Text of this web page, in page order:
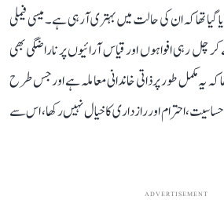
گیا تھا کہ ان کی حالت میں بہتری آ رہی ہے۔ میسی فیملی
رہی افواہوں اور قیاس آرائیوں پر ناراضگی بھی
کہ یہ مکمل طور پر ذاتی خاندانی معاملہ ہے اور جس طرح
احترام اور رازداری کا خیال نہیں رکھا، اس سے
ADVERTISEMENT